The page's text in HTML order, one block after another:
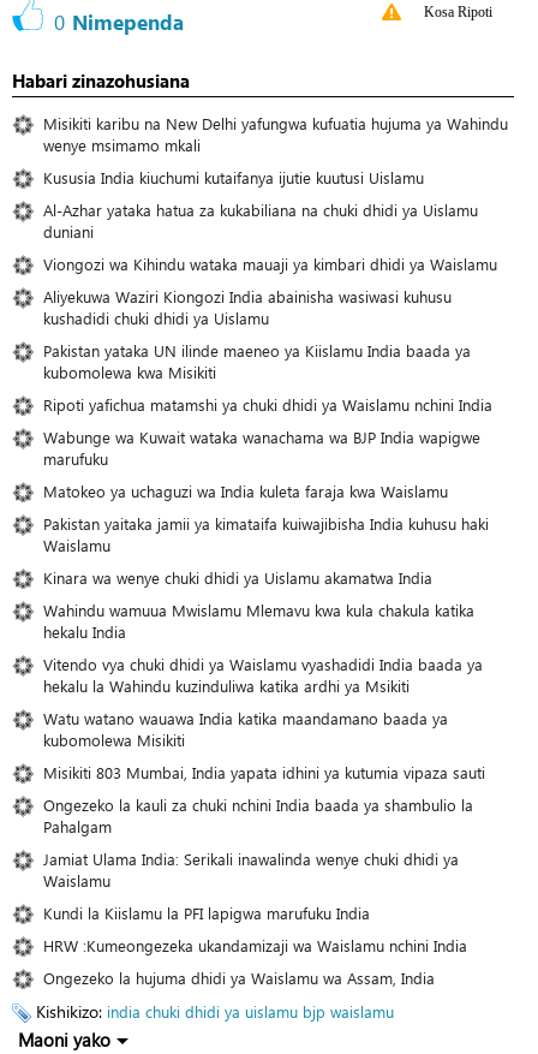
0 Nimependa Kosa Ripoti
Habari zinazohusiana
Misikiti karibu na New Delhi yafungwa kufuatia hujuma ya Wahindu
wenye msimamo mkali
Kususia India kiuchumi kutaifanya ijutie kuutusi Uislamu
Al-Azhar yataka hatua za kukabiliana na chuki dhidi ya Uislamu
duniani
Viongozi wa Kihindu wataka mauaji ya kimbari dhidi ya Waislamu
Aliyekuwa Waziri Kiongozi India abainisha wasiwasi kuhusu
kushadidi chuki dhidi ya Uislamu
Pakistan yataka UN ilinde maeneo ya Kiislamu India baada ya
kubomolewa kwa Misikiti
Ripoti yafichua matamshi ya chuki dhidi ya Waislamu nchini India
Wabunge wa Kuwait wataka wanachama wa BJP India wapigwe
marufuku
Matokeo ya uchaguzi wa India kuleta faraja kwa Waislamu
Pakistan yaitaka jamii ya kimataifa kuiwajibisha India kuhusu haki
Waislamu
Kinara wa wenye chuki dhidi ya Uislamu akamatwa India
Wahindu wamuua Mwislamu Mlemavu kwa kula chakula katika
hekalu India
Vitendo vya chuki dhidi ya Waislamu vyashadidi India baada ya
hekalu la Wahindu kuzinduliwa katika ardhi ya Msikiti
Watu watano wauawa India katika maandamano baada ya
kubomolewa Misikiti
Misikiti 803 Mumbai, India yapata idhini ya kutumia vipaza sauti
Ongezeko la kauli za chuki nchini India baada ya shambulio la
Pahalgam
Jamiat Ulama India: Serikali inawalinda wenye chuki dhidi ya
Waislamu
Kundi la Kiislamu la PFI lapigwa marufuku India
HRW :Kumeongezeka ukandamizaji wa Waislamu nchini India
Ongezeko la hujuma dhidi ya Waislamu wa Assam, India
Kishikizo: india chuki dhidi ya uislamu bjp waislamu
Maoni yako